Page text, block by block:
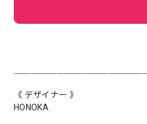
《 デザイナー 》
HONOKA